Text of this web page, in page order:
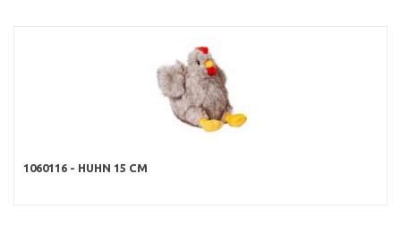
1060116 - HUHN 15 CM